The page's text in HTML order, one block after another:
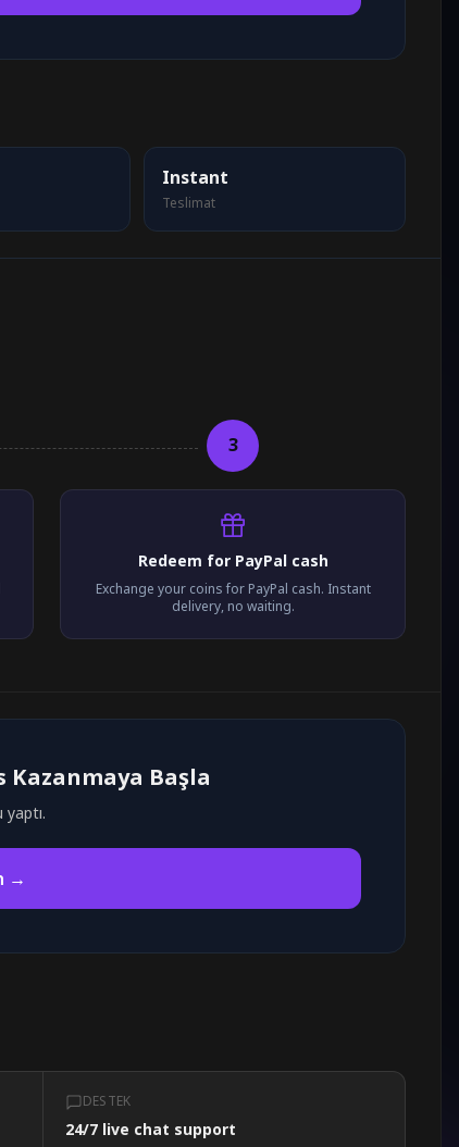
Instant
Teslimat
3
Redeem for PayPal cash
Exchange your coins for PayPal cash. Instant
delivery, no waiting.
Başla
→
DESTEK
24/7 live chat support